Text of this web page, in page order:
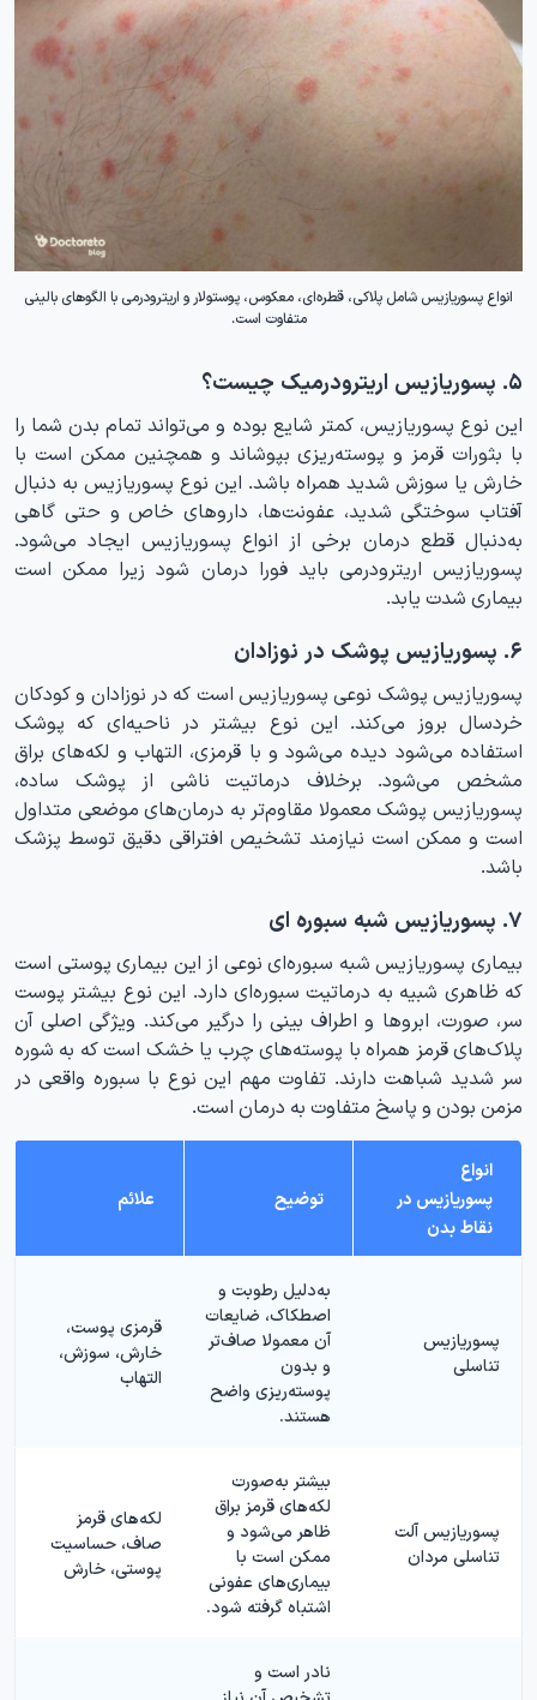
انواع پسوریازیس شامل پلاکی، قطره‌ای، معکوس، پوستولار و اریترودرمی با الگوهای بالینی
متفاوت است.
۵. پسوریازیس اریترودرمیک چیست؟
این نوع پسوریازیس، کمتر شایع بوده و می‌تواند تمام بدن شما را
با بثورات قرمز و پوسته‌ریزی بپوشاند و همچنین ممکن است با
خارش یا سوزش شدید همراه باشد. این نوع پسوریازیس به دنبال
آفتاب سوختگی شدید، عفونت‌ها، دارو‌های خاص و حتی گاهی
به‌دنبال قطع درمان برخی از انواع پسوریازیس ایجاد می‌شود.
پسوریازیس اریترودرمی باید فورا درمان شود زیرا ممکن است
بیماری شدت یابد.
۶. پسوریازیس پوشک در نوزادان
پسوریازیس پوشک نوعی پسوریازیس است که در نوزادان و کودکان
خردسال بروز می‌کند. این نوع بیشتر در ناحیه‌ای که پوشک
استفاده می‌شود دیده می‌شود و با قرمزی، التهاب و لکه‌های براق
مشخص می‌شود. برخلاف درماتیت ناشی از پوشک ساده،
پسوریازیس پوشک معمولا مقاوم‌تر به درمان‌های موضعی متداول
است و ممکن است نیازمند تشخیص افتراقی دقیق توسط پزشک
باشد.
۷. پسوریازیس شبه سبوره‌ ای
بیماری پسوریازیس شبه سبوره‌ای نوعی از این بیماری پوستی است
که ظاهری شبیه به درماتیت سبوره‌ای دارد. این نوع بیشتر پوست
سر، صورت، ابروها و اطراف بینی را درگیر می‌کند. ویژگی اصلی آن
پلاک‌های قرمز همراه با پوسته‌های چرب یا خشک است که به شوره
سر شدید شباهت دارند. تفاوت مهم این نوع با سبوره واقعی در
مزمن بودن و پاسخ متفاوت به درمان است.
انواع
پسوریازیس در
نقاط بدن
توضیح علائم
پسوریازیس
تناسلی
به‌دلیل رطوبت و
اصطکاک، ضایعات
آن معمولا صاف‌تر
و بدون
پوسته‌ریزی واضح
هستند.
قرمزی پوست،
خارش، سوزش،
التهاب
پسوریازیس آلت
تناسلی مردان
بیشتر به‌صورت
لکه‌های قرمز براق
ظاهر می‌شود و
ممکن است با
بیماری‌های عفونی
اشتباه گرفته شود.
لکه‌های قرمز
صاف، حساسیت
پوستی، خارش
نادر است و